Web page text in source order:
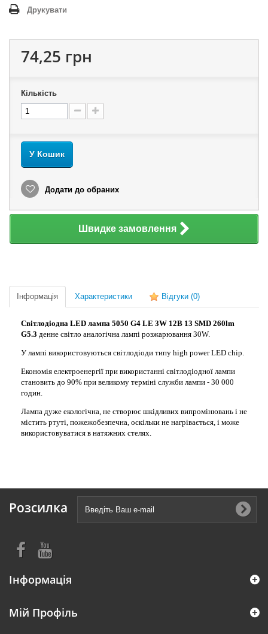
Друкувати
74,25 грн
Кількість
У Кошик
Додати до обраних
Швидке замовлення
Інформація Характеристики Відгуки (0)
Світлодіодна LED лампа 5050 G4 LE 3W 12В 13 SMD 260lm
G5.3 денне світло аналогічна лампі розжарювання 30W.
У лампі використовуються світлодіоди типу high power LED chip.
Економія електроенергії при використанні світлодіодної лампи
становить до 90% при великому терміні служби лампи - 30 000
годин.
Лампа дуже екологічна, не створює шкідливих випромінювань і не
містить ртуті, пожежобезпечна, оскільки не нагрівається, і може
використовуватися в натяжних стелях.
Розсилка
Інформація
Мій Профіль